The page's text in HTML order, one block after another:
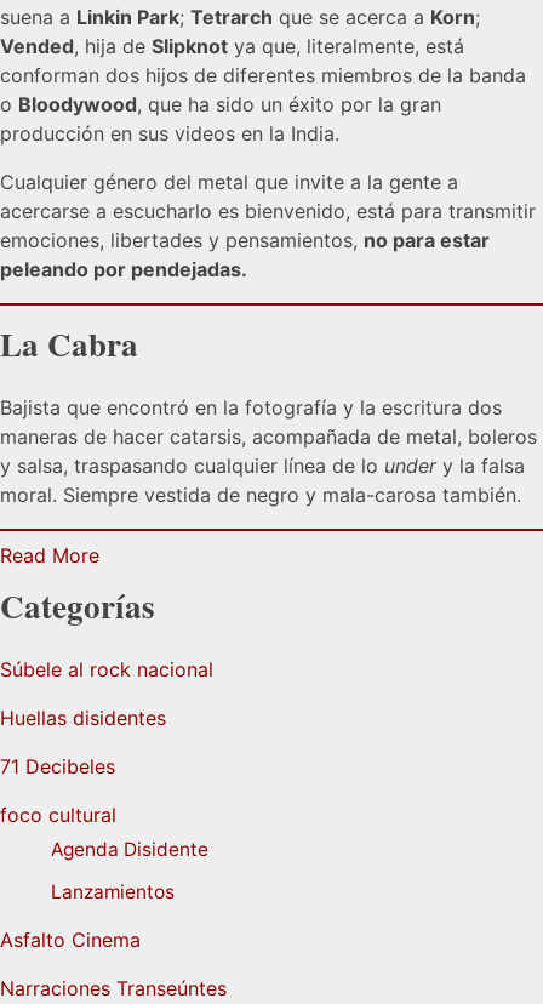
suena a Linkin Park; Tetrarch que se acerca a Korn;
Vended, hija de Slipknot ya que, literalmente, está
conforman dos hijos de diferentes miembros de la banda
o Bloodywood, que ha sido un éxito por la gran
producción en sus videos en la India.
Cualquier género del metal que invite a la gente a
acercarse a escucharlo es bienvenido, está para transmitir
emociones, libertades y pensamientos, no para estar
peleando por pendejadas.
La Cabra
Bajista que encontró en la fotografía y la escritura dos
maneras de hacer catarsis, acompañada de metal, boleros
y salsa, traspasando cualquier línea de lo undery la falsa
moral. Siempre vestida de negro y mala-carosa también.
Read More
Categorías
Súbele al rock nacional
Huellas disidentes
71 Decibeles
foco cultural
Agenda Disidente
Lanzamientos
Asfalto Cinema
Narraciones Transeúntes